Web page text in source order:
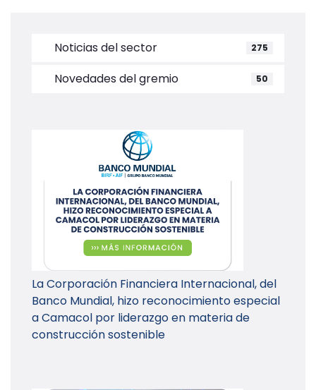
Noticias del sector 275
Novedades del gremio 50
La Corporación Financiera Internacional, del
Banco Mundial, hizo reconocimiento especial
a Camacol por liderazgo en materia de
construcción sostenible